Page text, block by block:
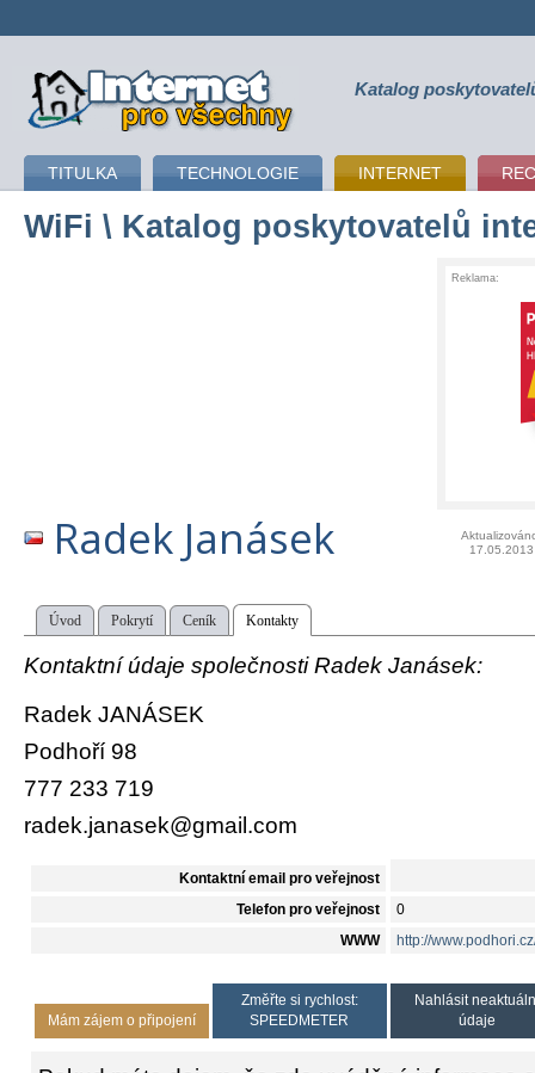
připojení k internetu Katalog
TITULKA TECHNOLOGIE INTERNET
WiFi \ Katalog poskytovatelů
Reklama:
Radek Janásek
17.05.2013
Úvod Pokrytí Ceník Kontakty
Kontaktní údaje společnosti Radek Janásek:
Radek JANÁSEK
Podhoří 98
777 233 719
radek.janasek@gmail.com
Kontaktní email pro veřejnost
Telefon pro veřejnost 0
WWW http://
Mám zájem o připojení
Změřte si rychlost:
SPEEDMETER
Nahlásit
údaje